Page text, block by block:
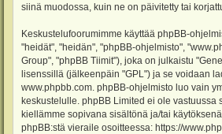
siinä muodossa, kuin ne on päivitetty tai
Keskustelufoorumimme käyttää phpBB-
"heidät", "heidän", "phpBB-ohjelmisto",
Group", "phpBB Tiimit"), joka on julkaistu "
lisenssillä (jälkeenpäin "GPL") ja se voidaan
www.phpbb.com . phpBB-ohjelmisto luo vain
keskustelulle. phpBB Limited ei ole vastuussa
kiellämme sopivana sisältönä ja/tai
phpBB:stä vieraile osoitteessa: https://